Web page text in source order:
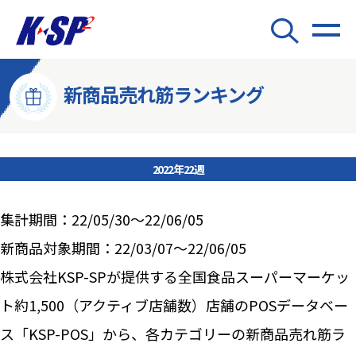
新商品売れ筋ランキング
2022年22週
集計期間：22/05/30～22/06/05
新商品対象期間：22/03/07～22/06/05
株式会社KSP-SPが提供する全国食品スーパーマーケッ
ト約1,500（アクティブ店舗数）店舗のPOSデータベー
ス「KSP-POS」から、各カテゴリーの新商品売れ筋ラ